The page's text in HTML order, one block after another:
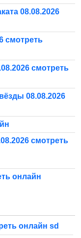
08.08.2026
смотреть
смотреть
08.08.2026
смотреть
онлайн
онлайн sd